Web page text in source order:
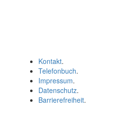
Kontakt.
Telefonbuch.
Impressum.
Datenschutz.
Barrierefreiheit.